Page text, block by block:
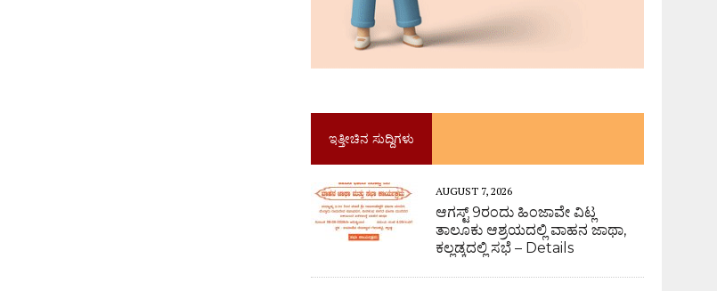
ಇತ್ತೀಚಿನ ಸುದ್ದಿಗಳು
AUGUST 7, 2026
ಆಗಸ್ಟ್ 9ರಂದು ಹಿಂಜಾವೇ ವಿಟ್ಲ
ತಾಲೂಕು ಆಶ್ರಯದಲ್ಲಿ ವಾಹನ ಜಾಥಾ,
ಕಲ್ಲಡ್ಕದಲ್ಲಿ ಸಭೆ – Details